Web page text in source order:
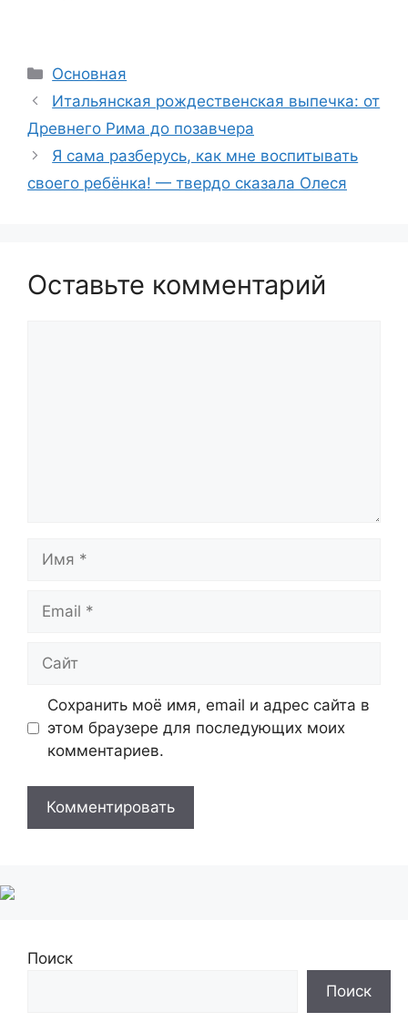
Рубрики
Основная
Итальянская рождественская выпечка: от
Древнего Рима до позавчера
Я сама разберусь, как мне воспитывать
своего ребёнка! — твердо сказала Олеся
Оставьте комментарий
Имя
Email
Сайт
Сохранить моё имя, email и адрес сайта в
этом браузере для последующих моих
комментариев.
Поиск
Поиск